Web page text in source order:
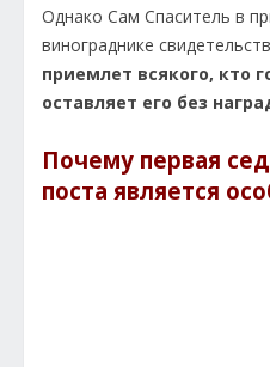
Однако Сам Спаситель в
винограднике
приемлет всякого, кто
оставляет его без
Почему первая
поста является